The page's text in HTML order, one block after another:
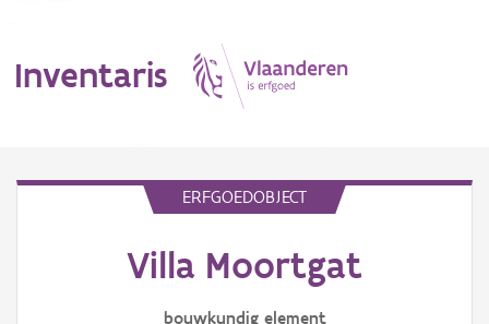
Inventaris
ERFGOEDOBJECT
Villa Moortgat
bouwkundig element